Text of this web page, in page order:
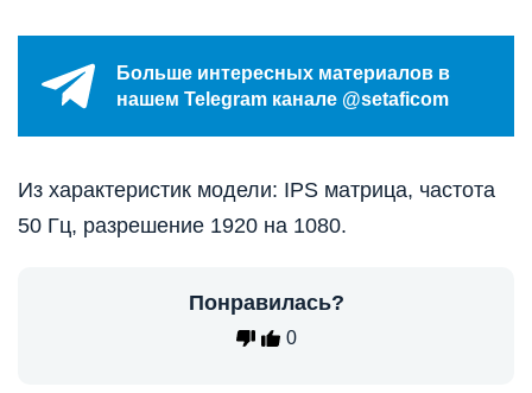
Больше интересных материалов в
нашем Telegram канале @setaficom
Из характеристик модели: IPS матрица, частота
50 Гц, разрешение 1920 на 1080.
Понравилась?
0